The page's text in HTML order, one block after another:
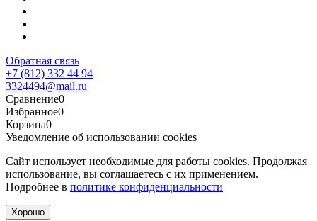
Обратная связь
+7 (812) 332 44 94
3324494@mail.ru
Сравнение0
Избранное0
Корзина0
Уведомление об использовании cookies
Сайт использует необходимые для работы cookies. Продолжая
использование, вы соглашаетесь с их применением.
Подробнее в политике конфиденциальности
Хорошо